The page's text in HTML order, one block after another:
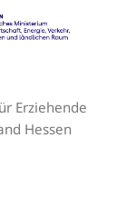
Erziehende
Hessen